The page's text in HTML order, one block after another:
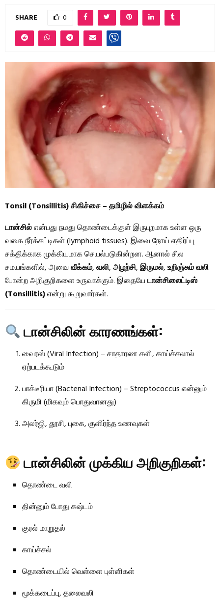
SHARE 0
Tonsil (Tonsillitis) சிகிச்சை – தமிழில் விளக்கம்
டான்சில்என்பது நமது தொண்டைக்குள் இருபுறமாக உள்ள ஒரு
வகை நீர்க்கட்டிகள் (lymphoid tissues). இவை நோய் எதிர்ப்பு
சக்திக்காக முக்கியமாக செயல்படுகின்றன. ஆனால் சில
சமயங்களில், அவைவீக்கம்,வலி,அழற்சி,இருமல்,உறிஞ்சும் வலி
போன்ற அறிகுறிகளை உருவாக்கும். இதையேடான்சிலைட்டிஸ்
(Tonsillitis)என்று கூறுவார்கள்.
டான்சிலின் காரணங்கள்:
வைரஸ் (Viral Infection) – சாதாரண சளி, காய்ச்சலால்
ஏற்படக்கூடும்
பாக்டீரியா (Bacterial Infection) – Streptococcus என்னும்
கிருமி (மிகவும் பொதுவானது)
அலர்ஜி, தூசி, புகை, குளிர்ந்த உணவுகள்
டான்சிலின் முக்கிய அறிகுறிகள்:
தொண்டை வலி
தின்னும் போது கஷ்டம்
குரல் மாறுதல்
காய்ச்சல்
தொண்டையில் வெள்ளை புள்ளிகள்
மூக்கடைப்பு, தலைவலி